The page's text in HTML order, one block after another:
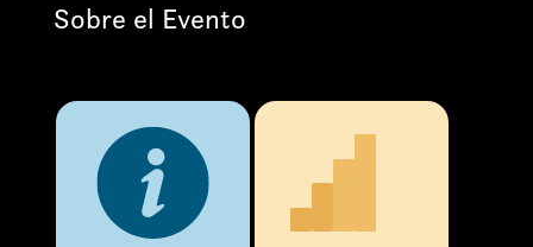
Sobre el Evento